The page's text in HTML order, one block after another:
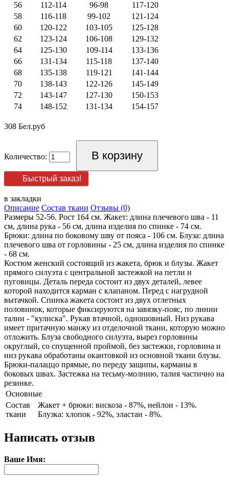
56
112-114 96-98
117-120
58
116-118 99-102
121-124
60
120-122 103-105
125-128
62
123-124 106-108
129-132
64
125-130 109-114
133-136
66
131-134 115-118
137-140
68
135-138 119-121
141-144
70
138-143 122-126
145-149
72
143-147 127-130
150-153
74
148-152 131-134 154-157
308 Бел.руб
Количество:
Быстрый заказ!
в закладки
Описание Состав ткани Отзывы (0)
Размеры 52-56. Рост 164 см. Жакет: длина плечевого шва - 11
см, длина рука - 56 см, длина изделия по спинке - 74 см.
Брюки: длина по боковому шву от пояса - 106 см. Блуза: длина
плечевого шва от горловины - 25 см, длина изделия по спинке
- 68 см.
Костюм женский состоящий из жакета, брюк и блузы. Жакет
прямого силуэта с центральной застежкой на петли и
пуговицы. Деталь переда состоит из двух деталей, левее
которой находится карман с клапаном. Перед с нагрудной
вытачкой. Спинка жакета состоит из двух отлетных
половинок, которые фиксируются на завязку-пояс, по линии
талии - "кулиска". Рукав втачной, одношовный. Низ рукава
имеет притачную манжу из отделочной ткани, которую можно
отложить. Блуза свободного силуэта, вырез горловины
округлый, со спущенной проймой, без застежки, горловина и
низ рукава обработаны окантовкой из основной ткани блузы.
Брюки-палаццо прямые, по переду защипы, карманы в
боковых швах. Застежка на тесьму-молнию, талия частично на
резинке.
Основные
Состав
ткани
Жакет + брюки: вискоза - 87%, нейлон - 13%.
Блузка: хлопок - 92%, эластан - 8%.
Написать отзыв
Ваше Имя: